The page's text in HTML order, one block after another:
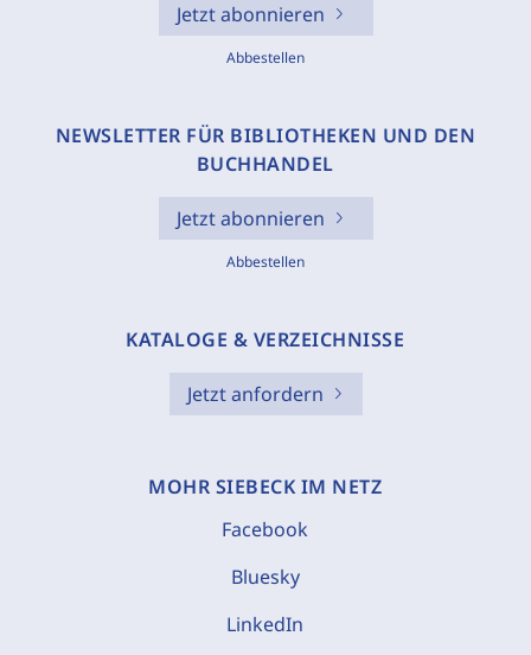
Jetzt abonnieren
Abbestellen
NEWSLETTER FÜR BIBLIOTHEKEN UND DEN
BUCHHANDEL
Jetzt abonnieren
Abbestellen
KATALOGE & VERZEICHNISSE
Jetzt anfordern
MOHR SIEBECK IM NETZ
Facebook
Bluesky
LinkedIn